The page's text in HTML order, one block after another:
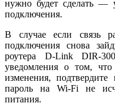
нужно будет сделать —
подключения.
В случае если связь
подключения снова
роутера D-Link DIR-
уведомления о том, что
изменения,
пароль на Wi-Fi не
питания.